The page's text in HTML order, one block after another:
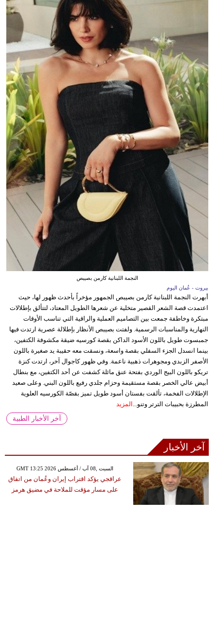
النجمة اللبنانية كارمن بصيبص
بيروت - عُمان اليوم
أبهرت النجمة اللبنانية كارمن بصيبص الجمهور مؤخراً بأحدث ظهور لها، حيث
اعتمدت قصة الشعر القصير متخلية عن شعرها الطويل المعتاد، لتتألق بإطلالات
مبتكرة وخاطفة جمعت بين التصاميم العملية والراقية التي تناسب الأوقات
النهارية والمناسبات الرسمية. ولفتت بصيبص الأنظار بإطلالة عصرية ارتدت فيها
جمبسوت طويل باللون الأسود الداكن بقصة كورسيه ضيقة مكشوفة الكتفين،
بينما انسدل الجزء السفلي بقصة واسعة، ونسقت معه حقيبة يد صغيرة باللون
الأصفر الزبدي ومجوهرات ذهبية ناعمة. وفي ظهور كاجوال آخر، ارتدت كنزة
تريكو باللون البيج الوردي بفتحة عنق مائلة كشفت عن أحد الكتفين، مع بنطال
أبيض عالي الخصر بقصة مستقيمة وحزام جلدي رفيع باللون البني. وعلى صعيد
الإطلالات الفخمة، تألقت بفستان أسود طويل تميز بقصّة الكورسيه العلوية
المطرزة بحبيبات الترتر وتنو... المزيد
آخر الأخبار الطبية
آخر الأخبار
GMT 13:25 2026 السبت ,08 آب / أغسطس
عراقجي يؤكد اقتراب إيران وعُمان من اتفاق
على مسار مؤقت للملاحة في مضيق هرمز